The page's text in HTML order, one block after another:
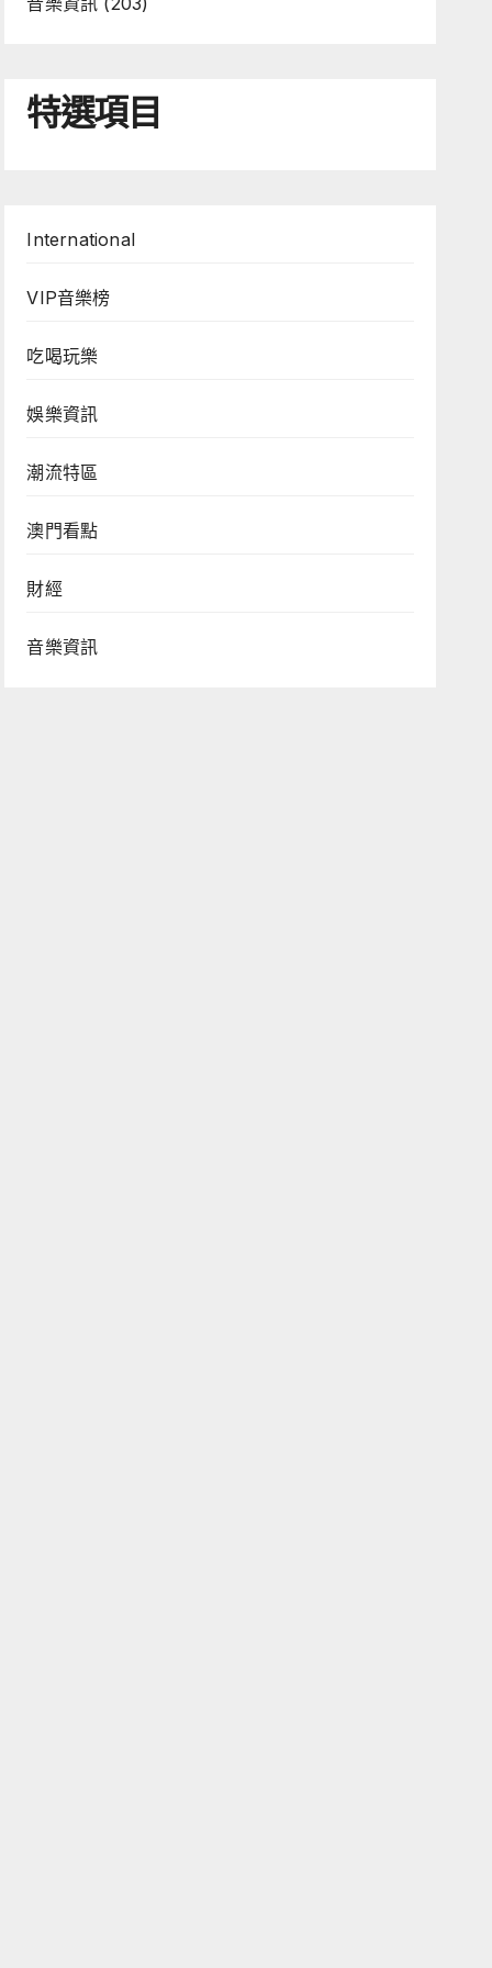
特選項目
International
VIP音樂榜
吃喝玩樂
娛樂資訊
潮流特區
澳門看點
財經
音樂資訊